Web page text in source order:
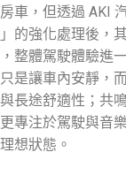
車，但透過 AKI
的強化處理後，
整體駕駛體驗進
是讓車內安靜，
長途舒適性；共
專注於駕駛與音
想狀態。